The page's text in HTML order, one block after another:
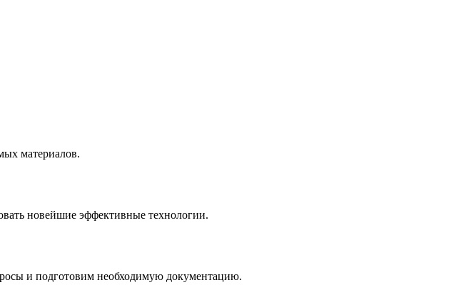
материалов.
новейшие эффективные технологии.
и подготовим необходимую документацию.